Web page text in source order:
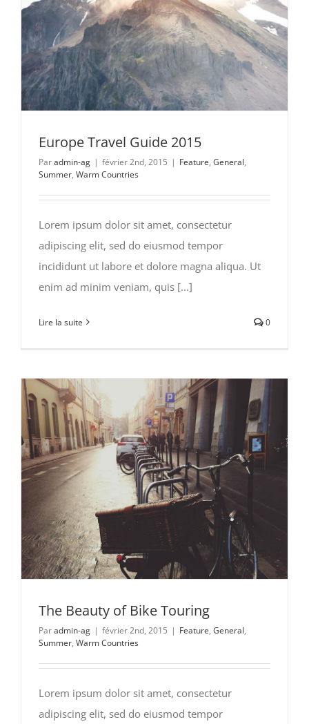
Europe Travel Guide 2015
Paradmin-ag | février 2nd, 2015 | Feature, General,
Summer, Warm Countries
Lorem ipsum dolor sit amet, consectetur
adipiscing elit, sed do eiusmod tempor
incididunt ut labore et dolore magna aliqua. Ut
enim ad minim veniam, quis [...]
Lire la suite 0
The Beauty of Bike Touring
Paradmin-ag | février 2nd, 2015 | Feature, General,
Summer, Warm Countries
Lorem ipsum dolor sit amet, consectetur
adipiscing elit, sed do eiusmod tempor